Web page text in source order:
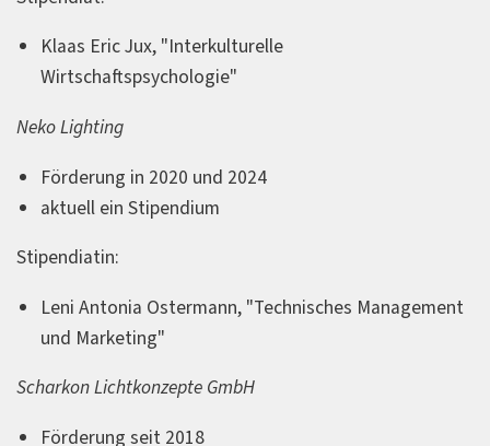
Klaas Eric Jux, "Interkulturelle
Wirtschaftspsychologie"
Neko Lighting
Förderung in 2020 und 2024
aktuell ein Stipendium
Stipendiatin:
Leni Antonia Ostermann, "Technisches Management
und Marketing"
Scharkon Lichtkonzepte GmbH
Förderung seit 2018